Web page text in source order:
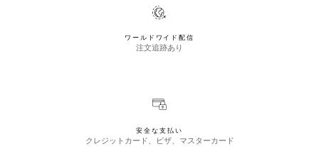
ワールドワイド配信
注文追跡あり
安全な支払い
クレジットカード、ビザ、マスターカード